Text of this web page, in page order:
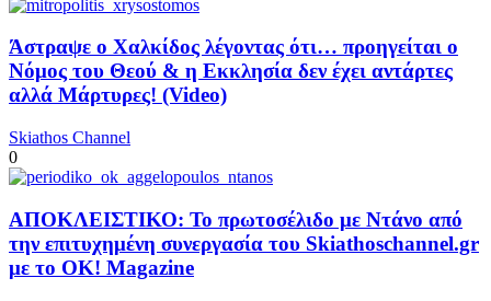
Άστραψε ο Χαλκίδος λέγοντας ότι… προηγείται ο
Νόμος του Θεού & η Εκκλησία δεν έχει αντάρτες
αλλά Μάρτυρες! (Video)
Skiathos Channel
0
ΑΠΟΚΛΕΙΣΤΙΚΟ: Το πρωτοσέλιδο με Ντάνο από
την επιτυχημένη συνεργασία του Skiathoschannel.gr
με το OK! Magazine